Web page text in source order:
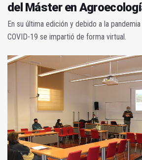
del Máster en
En su última edición y debido a la
COVID-19 se impartió de forma virtual.